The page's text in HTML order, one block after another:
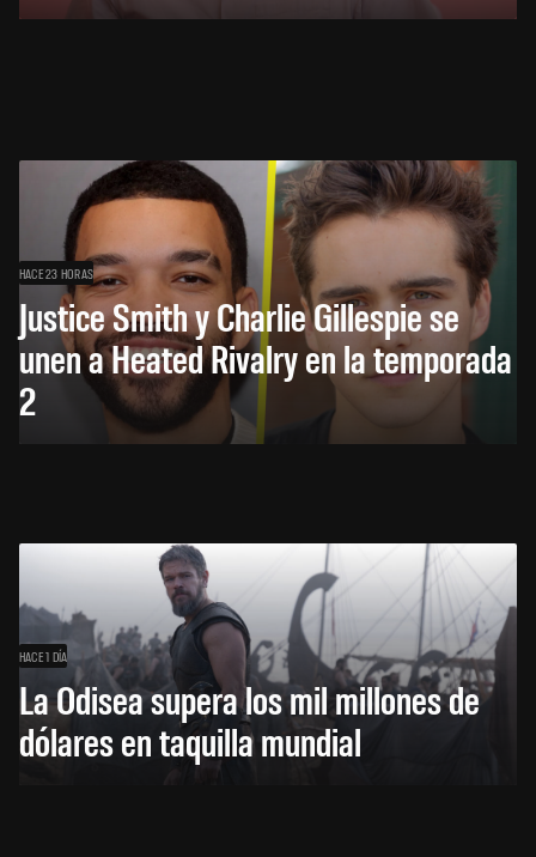
HACE 23 HORAS
Justice Smith y Charlie Gillespie se
unen a Heated Rivalry en la temporada
2
HACE 1 DÍA
La Odisea supera los mil millones de
dólares en taquilla mundial